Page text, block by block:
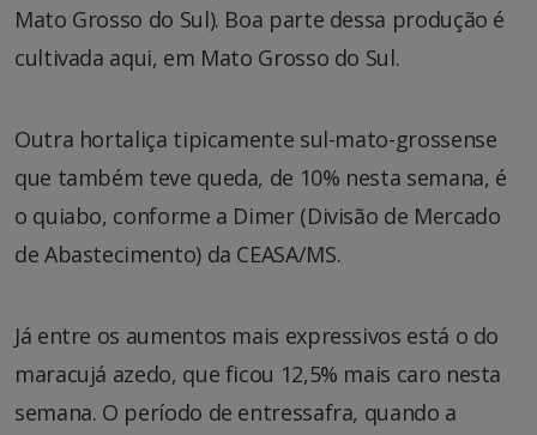
Mato Grosso do Sul). Boa parte dessa produção é
cultivada aqui, em Mato Grosso do Sul.
Outra hortaliça tipicamente sul-mato-grossense
que também teve queda, de 10% nesta semana, é
o quiabo, conforme a Dimer (Divisão de Mercado
de Abastecimento) da CEASA/MS.
Já entre os aumentos mais expressivos está o do
maracujá azedo, que ficou 12,5% mais caro nesta
semana. O período de entressafra, quando a